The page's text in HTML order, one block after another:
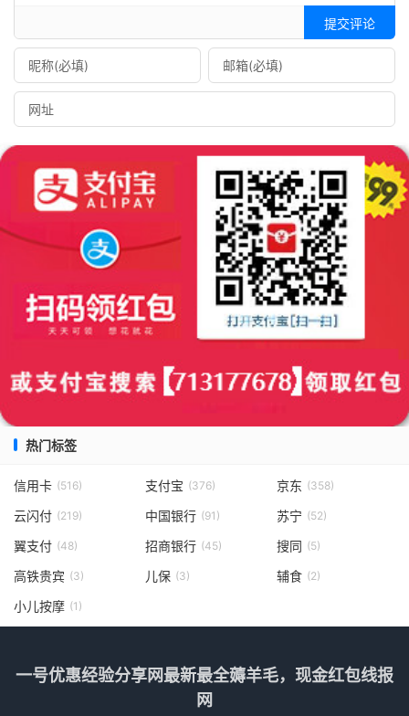
提交评论
热门标签
信用卡 (516) 支付宝 (376) 京东 (358)
云闪付 (219) 中国银行 (91) 苏宁 (52)
翼支付 (48) 招商银行 (45) 搜同 (5)
高铁贵宾 (3) 儿保 (3) 辅食 (2)
小儿按摩 (1)
一号优惠经验分享网最新最全薅羊毛，现金红包线报
网